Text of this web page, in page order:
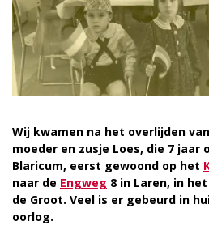
Wij kwamen na het overlijden
moeder en zusje Loes, die 7 jaar
Blaricum, eerst gewoond op het
naar de Engweg 8 in Laren, in
de Groot. Veel is er gebeurd in
oorlog.